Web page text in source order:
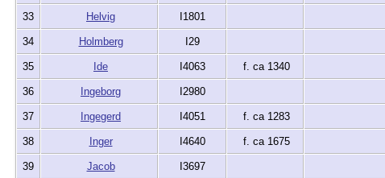
33 Helvig I1801
34 Holmberg I29
35 Ide I4063 f. ca 1340
36 Ingeborg I2980
37 Ingegerd I4051 f. ca 1283
38 Inger I4640 f. ca 1675
39 Jacob I3697